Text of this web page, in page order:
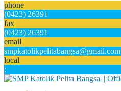
phone
(0423) 26391
fax
(0423) 26391
email
smpkatolikpelitabangsa@gmail.com
local
: